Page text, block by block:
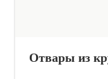
Отвары из